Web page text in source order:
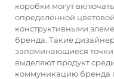
коробки могут
определённой
конструктивными
бренда. Такие
запоминающиеся точки
выделяют продукт
коммуникацию бренда